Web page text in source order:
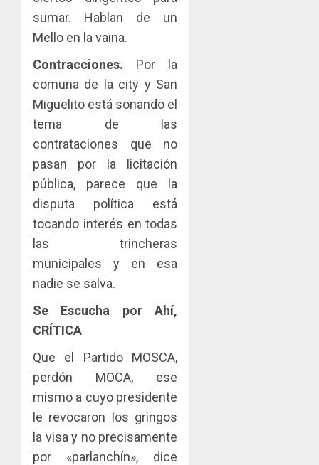
sumar. Hablan de un
Mello en la vaina.
Contracciones. Por la
comuna de la city y San
Miguelito está sonando el
tema de las
contrataciones que no
pasan por la licitación
pública, parece que la
disputa política está
tocando interés en todas
las trincheras
municipales y en esa
nadie se salva.
Se Escucha por Ahí,
CRÍTICA
Que el Partido MOSCA,
perdón MOCA, ese
mismo a cuyo presidente
le revocaron los gringos
la visa y no precisamente
por «parlanchín», dice